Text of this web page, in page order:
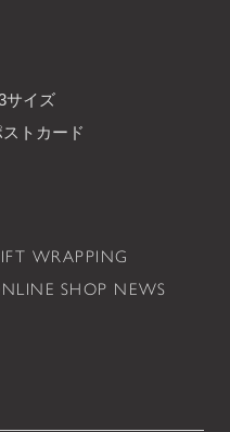
サイズ
ストカード
WRAPPING
SHOP NEWS